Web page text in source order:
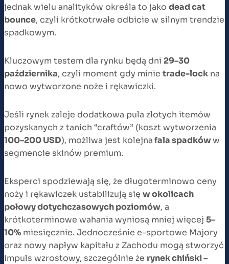
jednak wielu analityków określa to jako dead cat
bounce, czyli krótkotrwałe odbicie w silnym trendzie
spadkowym.
Kluczowym testem dla rynku będą dni 29–30
października, czyli moment gdy minie trade-lock na
nowo wytworzone noże i rękawiczki.
Jeśli rynek zaleje dodatkowa pula złotych itemów
pozyskanych z tanich “craftów” (koszt wytworzenia
100–200 USD), możliwa jest kolejnafala spadkóww
segmencie skinów premium.
Eksperci spodziewają się, że długoterminowo ceny
noży i rękawiczek ustabilizują się w okolicach
połowy dotychczasowych poziomów, a
krótkoterminowe wahania wyniosą mniej więcej 5–
10% miesięcznie. Jednocześnie e-sportowe Majory
oraz nowy napływ kapitału z Zachodu mogą stworzyć
impuls wzrostowy, szczególnie że rynek chiński –